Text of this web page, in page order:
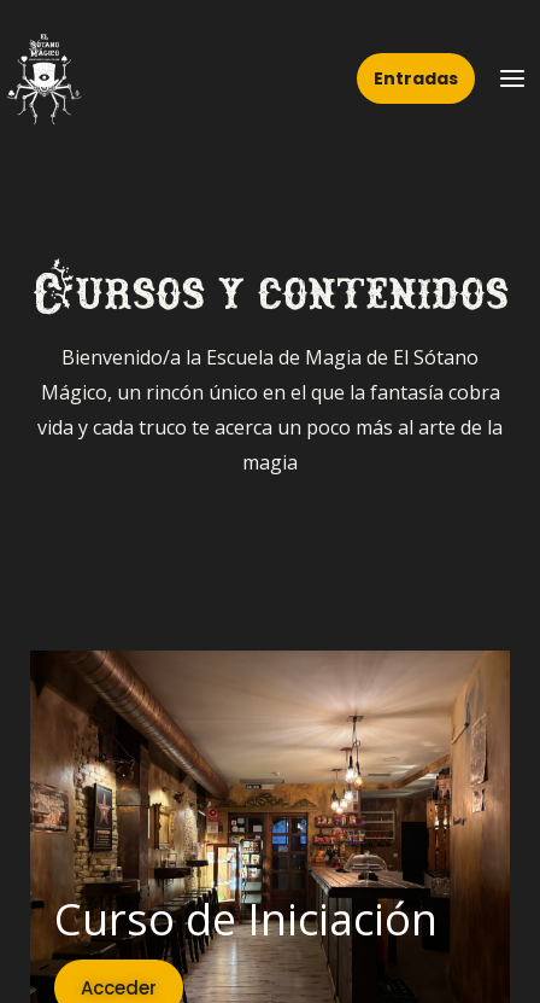
contenido
Entradas
Cursos y contenidos
Bienvenido/a la Escuela de Magia de El Sótano
Mágico, un rincón único en el que la fantasía cobra
vida y cada truco te acerca un poco más al arte de la
magia
Curso de Iniciación
Acceder